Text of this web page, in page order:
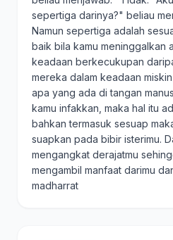
sepertiga darinya?" beliau
Namun sepertiga adalah
baik bila kamu meninggalkan
keadaan berkecukupan
mereka dalam keadaan
apa yang ada di tangan
kamu infakkan, maka hal itu
bahkan termasuk sesuap
suapkan pada bibir isterimu.
mengangkat derajatmu
mengambil manfaat darimu
madharrat